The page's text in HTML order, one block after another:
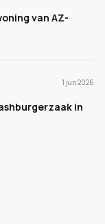
van AZ-
1 jun 2026
in